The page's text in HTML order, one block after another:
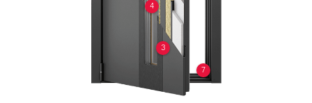
3
4
7